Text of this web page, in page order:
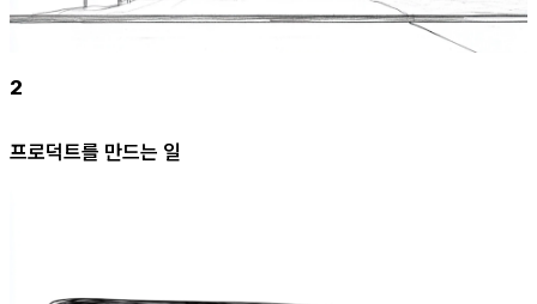
2
프로덕트를 만드는 일